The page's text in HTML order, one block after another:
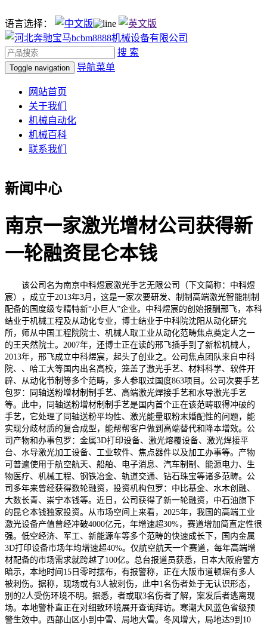
语言选择：
搜 索
Toggle navigation 导航菜单
网站首页
关于我们
机械自动化
机械百科
联系我们
新闻中心
南京一家激光增材公司获得新
一轮融资昆仑本钱
该公司名为南京中科煜宸激光手艺无限公司（下文简称：中科煜
宸），成立于2013年3月，这是一家次要研发、制制高端激光智能制制
配备的国度级专精特新“小巨人”企业。中科煜宸的创始报酬邢飞，本科
结业于机械工程及从动化专业，博士结业于中科院沈阳从动化研究
所，师从中国工程院院士、机械人取工业从动化范畴焦点奠定人之一
的王天然院士。2007年，还博士正在读的邢飞插手到了新松机械人，
2013年，邢飞成立中科煜宸，起头了创业之。公司焦点团队来自中科
院、、哈工大等国内出名高校，笼盖了激光手艺、材料科学、软件开
辟、从动化节制等多个范畴，多人参取过国度863项目。公司次要手艺
包罗：同轴送粉增材制制手艺、高端激光焊接手艺和水导激光手艺
等。此中，同轴送粉增材制制手艺是国内首个正在该范畴取得冲破的
手艺，它处理了同轴送粉平均性、激光能量取粉末婚配性的问题，能
实现分歧材质的复合成型，能帮帮客户做到高端替代和降本增效。公
司产物和办事包罗：金属3D打印设备、激光熔覆设备、激光焊接平
台、水导激光加工设备、工业软件、焦点器件以及加工办事等。产物
可普遍使用于航空航天、船舶、电子消息、汽车制制、能源电力、生
物医疗、机械工程、钢铁冶金、轨道交通、钻石珠宝等诸多范畴。公
司多年来曾经获得数轮融资，投资机构包罗：中比基金、水木创融、
大数长青、崇宁本钱等。近日，公司获得了新一轮融资，中石油旗下
的昆仑本钱独家投资。从市场空间上来看，2025年，我国的高端工业
激光设备产值曾经冲破4000亿元，年增速超30%，赛道增加简直定性很
强。低空经济、军工、新能源车等多个范畴的快速成长下，国内金属
3D打印设备市场年均增速超40%。仅航空航天一个赛道，每年高端增
材配备的市场需求就跨越了100亿。总台报道员获悉，日本大阪府警方
暗示，本地时间15日零时摆布，有报警称，正在大阪市道顿堀有多人
被刺伤。据称，现场或有3人被刺伤，此中1名伤者处于无认识形态，
别的2人受伤环境不明。据悉，者或取3名伤者了解，案发后者逃离现
场。本地警朴直正在对细致环境展开查询拜访。寒潮大风蓝色省级预
警生效中。西部山区小到中雪、局地大雪。冬风增大，局地达9到10